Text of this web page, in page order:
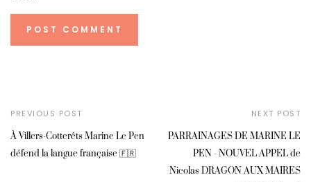
PREVIOUS POST
À Villers-Cotterêts Marine Le Pen
défend la langue française 🇫🇷
NEXT POST
PARRAINAGES DE MARINE LE
PEN - NOUVEL APPEL de
Nicolas DRAGON AUX MAIRES